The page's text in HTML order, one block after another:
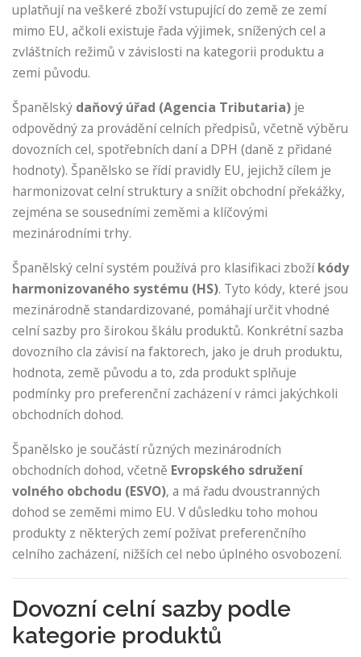
uplatňují na veškeré zboží vstupující do země ze zemí
mimo EU, ačkoli existuje řada výjimek, snížených cel a
zvláštních režimů v závislosti na kategorii produktu a
zemi původu.
Španělský daňový úřad (Agencia Tributaria) je
odpovědný za provádění celních předpisů, včetně výběru
dovozních cel, spotřebních daní a DPH (daně z přidané
hodnoty). Španělsko se řídí pravidly EU, jejichž cílem je
harmonizovat celní struktury a snížit obchodní překážky,
zejména se sousedními zeměmi a klíčovými
mezinárodními trhy.
Španělský celní systém používá pro klasifikaci zbožíkódy
harmonizovaného systému (HS). Tyto kódy, které jsou
mezinárodně standardizované, pomáhají určit vhodné
celní sazby pro širokou škálu produktů. Konkrétní sazba
dovozního cla závisí na faktorech, jako je druh produktu,
hodnota, země původu a to, zda produkt splňuje
podmínky pro preferenční zacházení v rámci jakýchkoli
obchodních dohod.
Španělsko je součástí různých mezinárodních
obchodních dohod, včetně Evropského sdružení
volného obchodu (ESVO), a má řadu dvoustranných
dohod se zeměmi mimo EU. V důsledku toho mohou
produkty z některých zemí požívat preferenčního
celního zacházení, nižších cel nebo úplného osvobození.
Dovozní celní sazby podle
kategorie produktů